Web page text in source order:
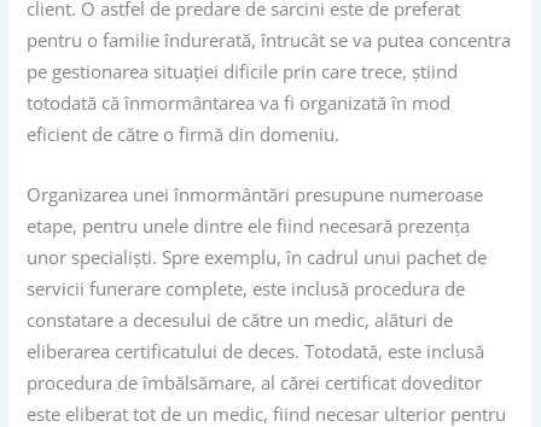
client. O astfel de predare de sarcini este de preferat
pentru o familie îndurerată, întrucât se va putea concentra
pe gestionarea situației dificile prin care trece, știind
totodată că înmormântarea va fi organizată în mod
eficient de către o firmă din domeniu.
Organizarea unei înmormântări presupune numeroase
etape, pentru unele dintre ele fiind necesară prezența
unor specialiști. Spre exemplu, în cadrul unui pachet de
servicii funerare complete, este inclusă procedura de
constatare a decesului de către un medic, alături de
eliberarea certificatului de deces. Totodată, este inclusă
procedura de îmbălsămare, al cărei certificat doveditor
este eliberat tot de un medic, fiind necesar ulterior pentru